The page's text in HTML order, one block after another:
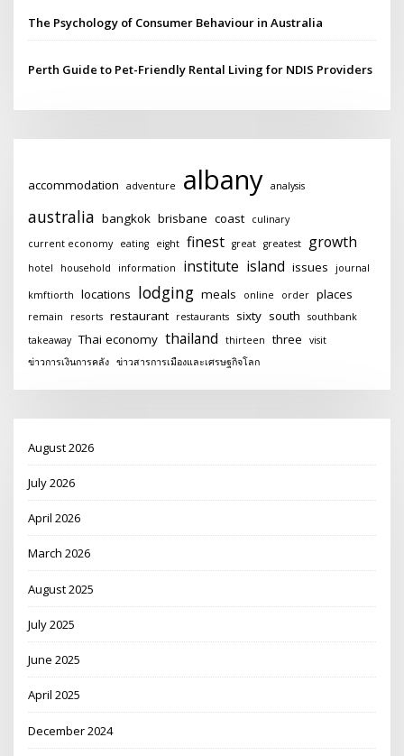
The Psychology of Consumer Behaviour in Australia
Perth Guide to Pet-Friendly Rental Living for NDIS Providers
accommodation adventure albany analysis
australia bangkok brisbane coast
culinary
current economy
eating eight finest great greatest growth
hotel household information institute island issues journal
kmftiorth locations lodging meals online order places
remain resorts restaurant restaurants sixty south
southbank
takeaway Thai economy thailand thirteen three
visit
ข่าวการเงินการคลัง ข่าวสารการเมืองและเศรษฐกิจโลก
August 2026
July 2026
April 2026
March 2026
August 2025
July 2025
June 2025
April 2025
December 2024